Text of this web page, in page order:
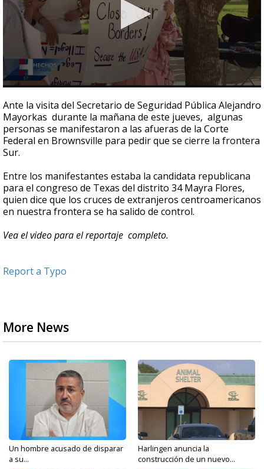
seconds
of
1
minute,
12
seconds
Ante la visita del Secretario de Seguridad Pública Alejandro
Mayorkas durante la mañana de este jueves, algunas
personas se manifestaron a las afueras de la Corte
Federal en Brownsville para pedir que se cierre la frontera
Sur.
Entre los manifestantes estaba la candidata republicana
para el congreso de Texas del distrito 34 Mayra Flores,
quien dice que los cruces de extranjeros centroamericanos
en nuestra frontera se ha salido de control.
Vea el video para el reportaje completo.
Report a Typo
More News
Un hombre acusado de disparar
a su...
Harlingen anuncia la
construcción de un nuevo...